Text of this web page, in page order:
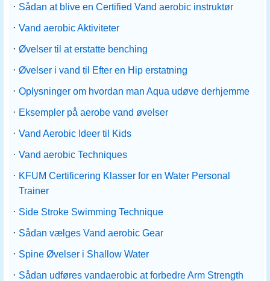
· Sådan at blive en Certified Vand aerobic instruktør
· Vand aerobic Aktiviteter
· Øvelser til at erstatte benching
· Øvelser i vand til Efter en Hip erstatning
· Oplysninger om hvordan man Aqua udøve derhjemme
· Eksempler på aerobe vand øvelser
· Vand Aerobic Ideer til Kids
· Vand aerobic Techniques
· KFUM Certificering Klasser for en Water Personal
Trainer
· Side Stroke Swimming Technique
· Sådan vælges Vand aerobic Gear
· Spine Øvelser i Shallow Water
· Sådan udføres vandaerobic at forbedre Arm Strength